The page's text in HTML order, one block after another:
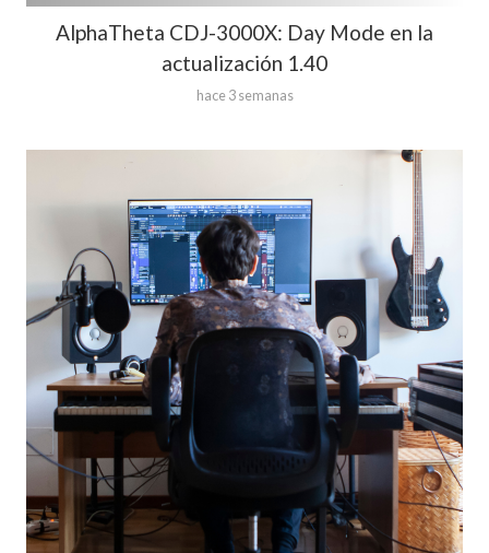
AlphaTheta CDJ-3000X: Day Mode en la
actualización 1.40
hace 3 semanas